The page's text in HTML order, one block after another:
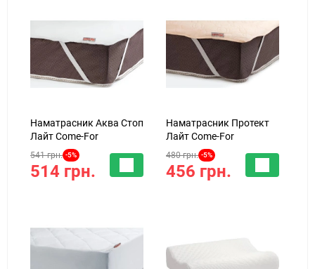
Наматрасник Аква Стоп
Лайт Come-For
541 грн. -5%
514 грн.
Наматрасник Протект
Лайт Come-For
480 грн. -5%
456 грн.